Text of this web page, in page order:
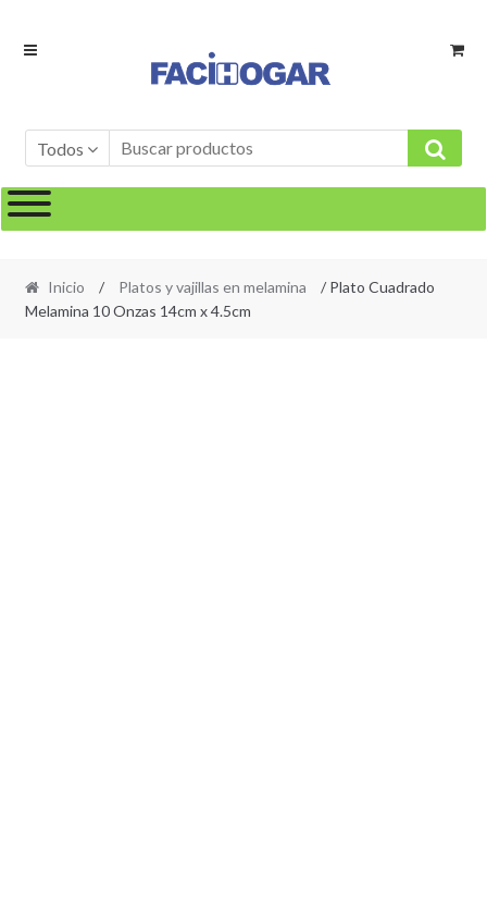
Ir
Ir
Todos
Inicio / Platos y vajillas en melamina
/ Plato Cuadrado
Melamina 10 Onzas 14cm x 4.5cm